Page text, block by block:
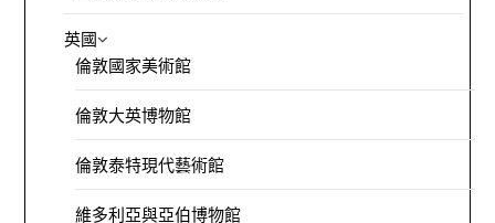
英國
倫敦國家美術館
倫敦大英博物館
倫敦泰特現代藝術館
維多利亞與亞伯博物館